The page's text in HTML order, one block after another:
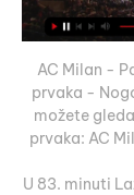
AC Milan -
prvaka -
možete
prvaka: AC
U 83. minuti